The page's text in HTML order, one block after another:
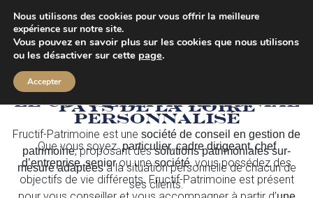
LE CONSEIL PATRIMONIAL
PERSONNALISÉ
Que vous soyezparticulier,cadre dirigeant,chef
d’entreprise,seniorou unesociété, vous possédez des
objectifs de vie différents. Fructif-Patrimoine est présent
Cabinet de conseil en
gestion de patrimoine /
Localisé à Nantes -
Pays de la Loire
Fructif-Patrimoine est une société de conseil en gestion de
patrimoine, proposant dessolutions patrimoniales sur-
mesure adaptéesà la situation personnelle de chacun de
ses clients.
Nous utilisons des cookies pour vous offrir la meilleure
expérience sur notre site.
Vous pouvez en savoir plus sur les cookies que nous utilisons
ou les désactiver sur cette page.
Accepter